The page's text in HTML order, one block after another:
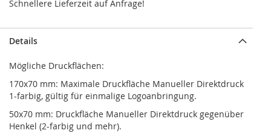
Schnellere Lieferzeit auf Anfrage!
Details
Mögliche Druckflächen:
170x70 mm: Maximale Druckfläche Manueller Direktdruck
1-farbig, gültig für einmalige Logoanbringung.
50x70 mm: Druckfläche Manueller Direktdruck gegenüber
Henkel (2-farbig und mehr).